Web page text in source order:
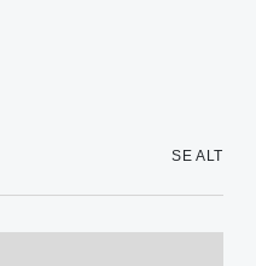
SE ALT